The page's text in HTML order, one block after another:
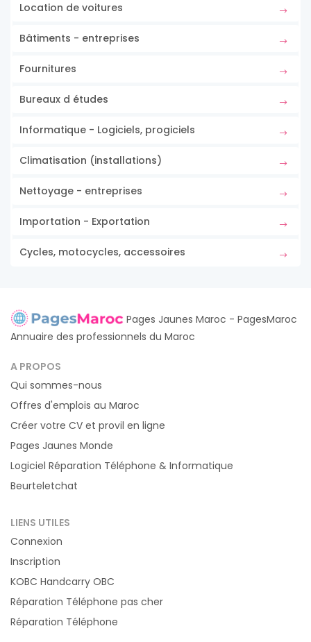
Location de voitures
Bâtiments - entreprises
Fournitures
Bureaux d études
Informatique - Logiciels, progiciels
Climatisation (installations)
Nettoyage - entreprises
Importation - Exportation
Cycles, motocycles, accessoires
Pages Jaunes Maroc - PagesMaroc
Annuaire des professionnels du Maroc
A PROPOS
Qui sommes-nous
Offres d'emplois au Maroc
Créer votre CV et provil en ligne
Pages Jaunes Monde
Logiciel Réparation Téléphone & Informatique
Beurteletchat
LIENS UTILES
Connexion
Inscription
KOBC Handcarry OBC
Réparation Téléphone pas cher
Réparation Téléphone